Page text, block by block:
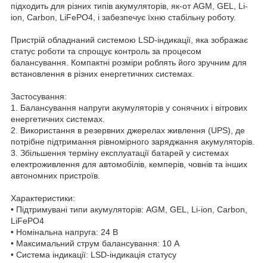
підходить для різних типів акумуляторів, як-от AGM, GEL, Li-
ion, Carbon, LiFePO4, і забезпечує їхню стабільну роботу.
Пристрій обладнаний системою LSD-індикації, яка зображає
статус роботи та спрощує контроль за процесом
балансування. Компактні розміри роблять його зручним для
встановлення в різних енергетичних системах.
Застосування:
1. Балансування напруги акумуляторів у сонячних і вітрових
енергетичних системах.
2. Використання в резервних джерелах живлення (UPS), де
потрібне підтримання рівномірного заряджання акумуляторів.
3. Збільшення терміну експлуатації батарей у системах
електроживлення для автомобілів, кемперів, човнів та інших
автономних пристроїв.
Характеристики:
• Підтримувані типи акумуляторів: AGM, GEL, Li-ion, Carbon,
LiFePO4
• Номінальна напруга: 24 В
• Максимальний струм балансування: 10 А
• Система індикації: LSD-індикація статусу